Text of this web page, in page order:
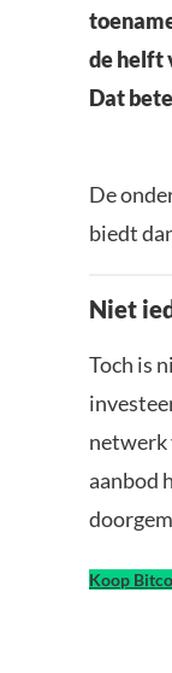
de helft
Dat
De
biedt
Niet
Toch is
netwerk
aanbod
Koop